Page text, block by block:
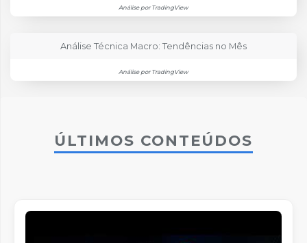
Análise por TradingView
Análise Técnica Macro: Tendências no Mês
Análise por TradingView
ÚLTIMOS CONTEÚDOS